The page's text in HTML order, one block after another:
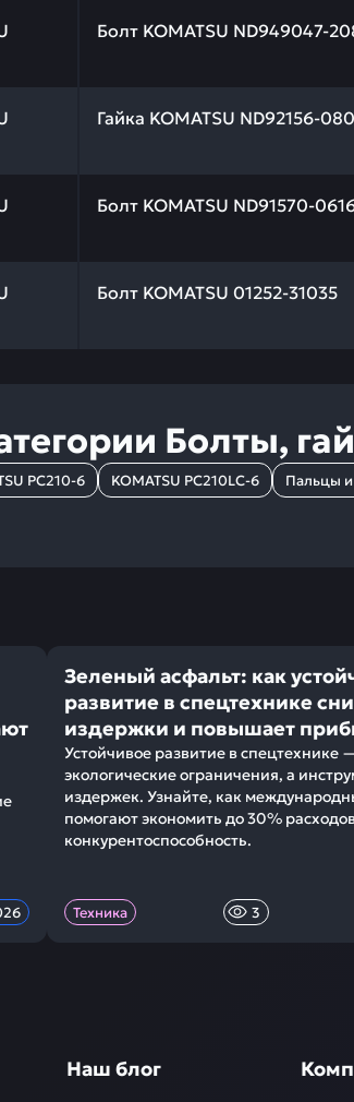
Болт KOMATSU ND949047-
качества и профессиональный
Гайка KOMATSU ND92156-
качества и профессиональный
Болт KOMATSU ND91570-
качества и профессиональный
Болт KOMATSU 01252-31035
качества и профессиональный
Болты,
PC210-6 KOMATSU PC210LC-6 Пальцы и
Зеленый асфальт: как
развитие в спецтехнике
издержки и повышает
Устойчивое развитие в спецтехнике
экологические ограничения, а
издержек. Узнайте, как
помогают экономить до 30%
конкурентоспособность.
Техника 3
Наш блог